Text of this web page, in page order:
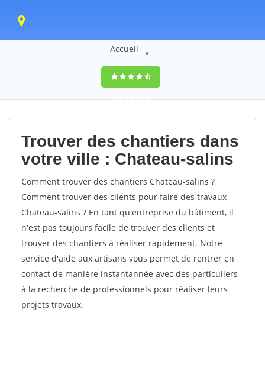
Accueil
9,4(100%)0
votes
Trouver des chantiers dans
votre ville : Chateau-salins
Comment trouver des chantiers Chateau-salins ?
Comment trouver des clients pour faire des travaux
Chateau-salins ? En tant qu'entreprise du bâtiment, il
n'est pas toujours facile de trouver des clients et
trouver des chantiers à réaliser rapidement. Notre
service d'aide aux artisans vous permet de rentrer en
contact de manière instantannée avec des particuliers
à la recherche de professionnels pour réaliser leurs
projets travaux.